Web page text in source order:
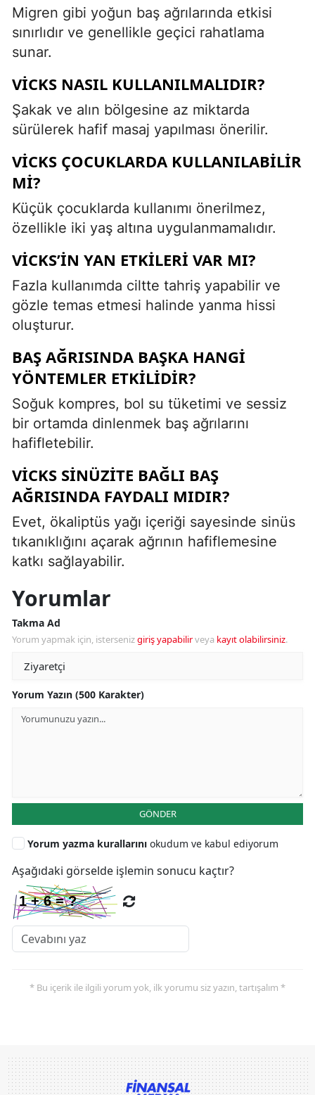
Migren gibi yoğun baş ağrılarında etkisi
sınırlıdır ve genellikle geçici rahatlama
sunar.
VICKS NASIL KULLANILMALIDIR?
Şakak ve alın bölgesine az miktarda
sürülerek hafif masaj yapılması önerilir.
VICKS ÇOCUKLARDA KULLANILABILIR
MI?
Küçük çocuklarda kullanımı önerilmez,
özellikle iki yaş altına uygulanmamalıdır.
VICKS’IN YAN ETKILERI VAR MI?
Fazla kullanımda ciltte tahriş yapabilir ve
gözle temas etmesi halinde yanma hissi
oluşturur.
BAŞ AĞRISINDA BAŞKA HANGI
YÖNTEMLER ETKILIDIR?
Soğuk kompres, bol su tüketimi ve sessiz
bir ortamda dinlenmek baş ağrılarını
hafifletebilir.
VICKS SINÜZITE BAĞLI BAŞ
AĞRISINDA FAYDALI MIDIR?
Evet, ökaliptüs yağı içeriği sayesinde sinüs
tıkanıklığını açarak ağrının hafiflemesine
katkı sağlayabilir.
Yorumlar
Takma Ad
Yorum yapmak için, istersenizgiriş yapabilirveya kayıt olabilirsiniz.
Yorum Yazın (500 Karakter)
GÖNDER
Yorum yazma kurallarını okudum ve kabul ediyorum
Aşağıdaki görselde işlemin sonucu kaçtır?
* Bu içerik ile ilgili yorum yok, ilk yorumu siz yazın, tartışalım *